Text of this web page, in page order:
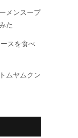
メンスープ
た
スを食べ
ムヤムクン